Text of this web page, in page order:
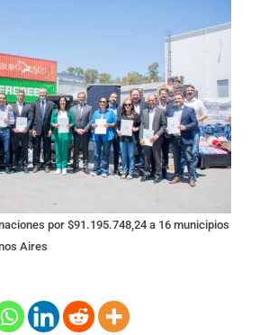
por $91.195.748,24 a 16 municipios
Aires